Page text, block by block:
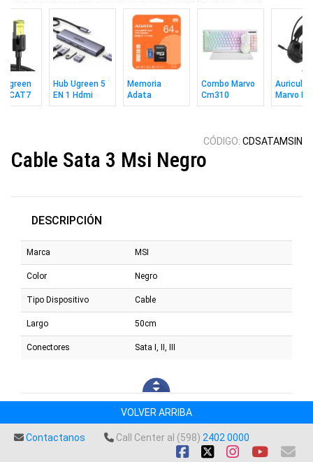
Ugreen
CAT7
10m
Hub Ugreen 5
EN 1 Hdmi
4K/60Hz
Memoria
Adata
MicroSD 64GB
Combo Marvo
Cm310
Teclado In +
Auricular
Marvo
Akari 30
CÓDIGO: CDSATAMSIN
Cable Sata 3 Msi Negro
DESCRIPCIÓN
Marca MSI
Color Negro
Tipo Dispositivo Cable
Largo 50cm
Conectores Sata I, II, III
VOLVER ARRIBA
Contactanos Call Center al (598) 2402 0000